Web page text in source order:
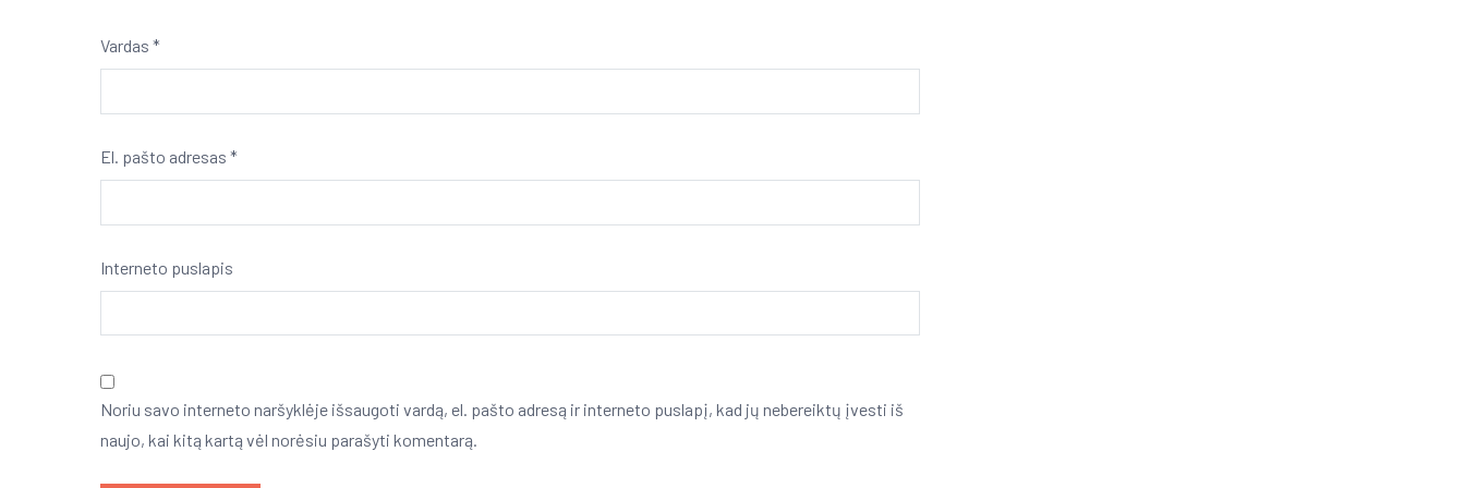
Vardas *
El. pašto adresas *
Interneto puslapis
Noriu savo interneto naršyklėje išsaugoti vardą, el. pašto adresą ir interneto puslapį, kad jų nebereiktų įvesti iš
naujo, kai kitą kartą vėl norėsiu parašyti komentarą.